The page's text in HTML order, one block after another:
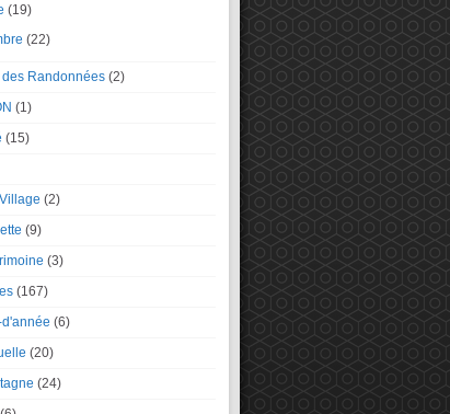
(19)
(22)
Randonnées (2)
(1)
(15)
(2)
(9)
(3)
(167)
(6)
(20)
(24)